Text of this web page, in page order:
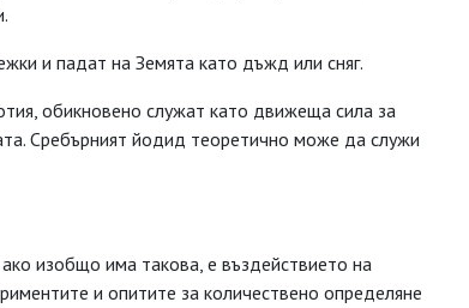
и падат на Земята като дъжд или сняг.
обикновено служат като движеща сила за
Сребърният йодид теоретично може да служи
изобщо има такова, е въздействието на
и опитите за количествено определяне